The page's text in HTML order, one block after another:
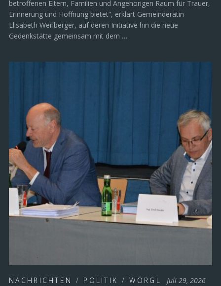
betroffenen Eltern, Familien und Angehörigen Raum für Trauer,
Erinnerung und Hoffnung bietet“, erklärt Gemeinderätin
Elisabeth Werlberger, auf deren Initiative hin die neue
Gedenkstätte gemeinsam mit dem …
NACHRICHTEN / POLITIK /WÖRGL Juli 29, 2026